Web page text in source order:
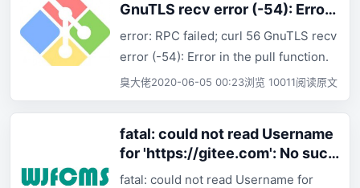
GnuTLS recv error (-54): Error
in the pull function.
error: RPC failed; curl 56 GnuTLS recv
error (-54): Error in the pull function.
臭大佬2020-06-05 00:23浏览 10011阅读原文
fatal: could not read Username
for 'https://gitee.com': No such
device or address
fatal: could not read Username for